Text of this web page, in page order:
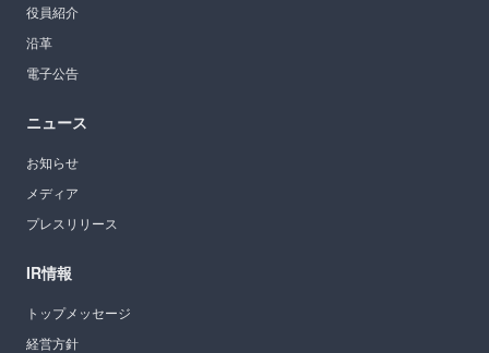
役員紹介
沿革
電子公告
ニュース
お知らせ
メディア
プレスリリース
IR情報
トップメッセージ
経営方針